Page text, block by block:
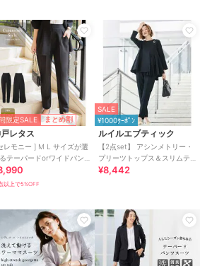
限定SALE まとめ割
レタス
レモニー ] M L サイズが選
テーパードorワイドパン
単品) [X490M]
以上で5%OFF
SALE
¥1000ｸｰﾎﾟﾝ
ルイルエブティック
【2点set】 アシンメトリー・
プリーツトップス＆スリムテ
ーパードパンツ
¥8,442